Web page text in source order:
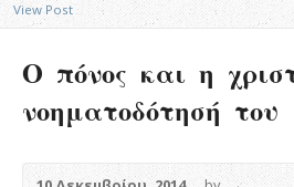
View Post
Ο πόνος και η
νοηματοδότησή του